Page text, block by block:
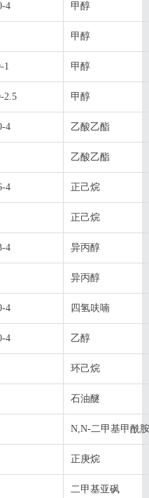
4 甲醇
甲醇
1 甲醇
2.5 甲醇
4 乙酸乙酯
乙酸乙酯
4 正己烷
正己烷
4 异丙醇
异丙醇
4 四氢呋喃
4 乙醇
环己烷
石油醚
N,N-二甲基甲酰胺
正庚烷
二甲基亚砜